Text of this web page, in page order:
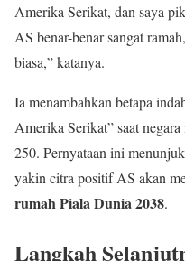
Amerika Serikat, dan saya
AS benar-benar sangat
biasa,” katanya.
Ia menambahkan betapa
Amerika Serikat” saat
250. Pernyataan ini
yakin citra positif AS akan
rumah Piala Dunia 2038.
Langkah